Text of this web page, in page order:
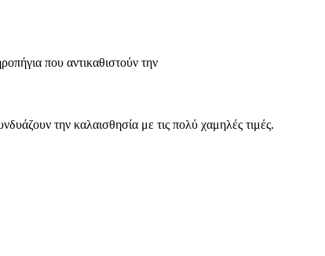
που αντικαθιστούν την
την καλαισθησία με τις πολύ χαμηλές τιμές.